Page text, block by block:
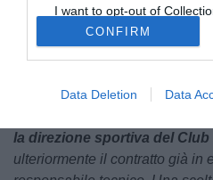
I want to opt-out of
Retention, Sale, and/or
Personal Data that Is
Purposes for which it was
Opted Out
CONFIRM
Data Deletion Data
anche il rinnovo del proprio
. Il ds, come
nei giorni scorsi, ha firmato un
Di seguito il comunicato
la direzione sportiva del Club
ulteriormente il contratto già in